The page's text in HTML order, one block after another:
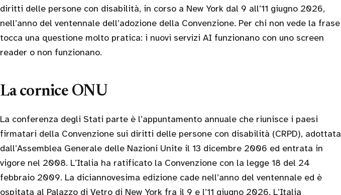
diritti delle persone con disabilità, in corso a New York dal 9 all’11 giugno 2026,
nell’anno del ventennale dell’adozione della Convenzione. Per chi non vede la frase
tocca una questione molto pratica: i nuovi servizi AI funzionano con uno screen
reader o non funzionano.
La cornice ONU
La conferenza degli Stati parte è l’appuntamento annuale che riunisce i paesi
firmatari della Convenzione sui diritti delle persone con disabilità (CRPD), adottata
dall’Assemblea Generale delle Nazioni Unite il 13 dicembre 2006 ed entrata in
vigore nel 2008. L’Italia ha ratificato la Convenzione con la legge 18 del 24
febbraio 2009. La diciannovesima edizione cade nell’anno del ventennale ed è
ospitata al Palazzo di Vetro di New York fra il 9 e l’11 giugno 2026. L’Italia